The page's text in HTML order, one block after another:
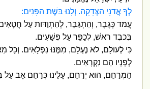
לְךָ אֲדנָי הַצְּדָקָה. וְלָנוּ בּשֶׁת הַפָּנִים:
עֲמד כְּגֶבֶר, וְהִתְגַּבֵּר, לְהִתְוַדּות עַל חֲטָאִים.
בְּכבֶד ראשׁ, לְכַפֵּר עַל פְּשָׁעִים.
כִּי לְעולָם, לא נֶעְלָם, מִמֶּנּוּ נִפְלָאִים. וְכָל
לְפָנָיו הֵם נִקְרָאִים.
הַמְּרַחֵם, הוּא יְרַחֵם, עָלֵינוּ כְּרַחֵם אָב עַל